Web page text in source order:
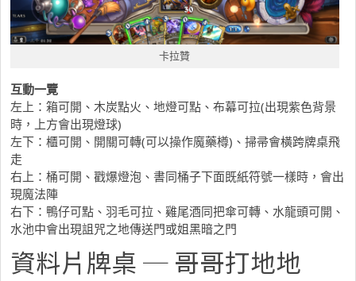
卡拉贊
互動一覽
左上：箱可開、木炭點火、地燈可點、布幕可拉(出現紫色背景
時，上方會出現燈球)
左下：櫃可開、開關可轉(可以操作魔藥樽)、掃帚會橫跨牌桌飛
走
右上：桶可開、戳爆燈泡、書同桶子下面既紙符號一樣時，會出
現魔法陣
右下：鴨仔可點、羽毛可拉、雞尾酒同把傘可轉、水龍頭可開、
水池中會出現詛咒之地傳送門或姐黑暗之門
資料片牌桌 ─ 哥哥打地地